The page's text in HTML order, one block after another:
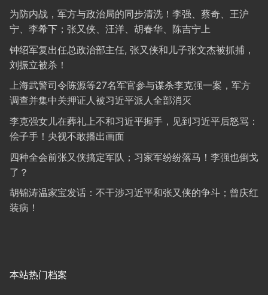
为防内战，军方与政治局的同步清洗！李强、蔡奇、王沪
宁、李希下；张又侠、汪洋、胡春华、陈吉宁上
钟绍军复出任总政治部主任, 张又侠和儿子张文杰被抓捕，
刘振立被杀！
上海武警司令陈源等27名军官参与谋杀李克强一案，军方
调查并集中关押证人被习近平派人全部消灭
李克强女儿在葬礼上不和习近平握手，见到习近平后怒骂：
侩子手！央视不敢播出画面
四种全会前张又侠搞定军队；习家军纷纷落马！李强也倒戈
了？
胡锦涛温家宝发话：不干涉习近平和张又侠的争斗；曾庆红
装病！
本站热门档案